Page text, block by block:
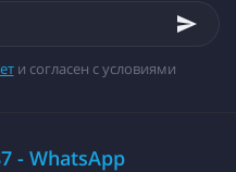
и согласен с условиями
- WhatsApp